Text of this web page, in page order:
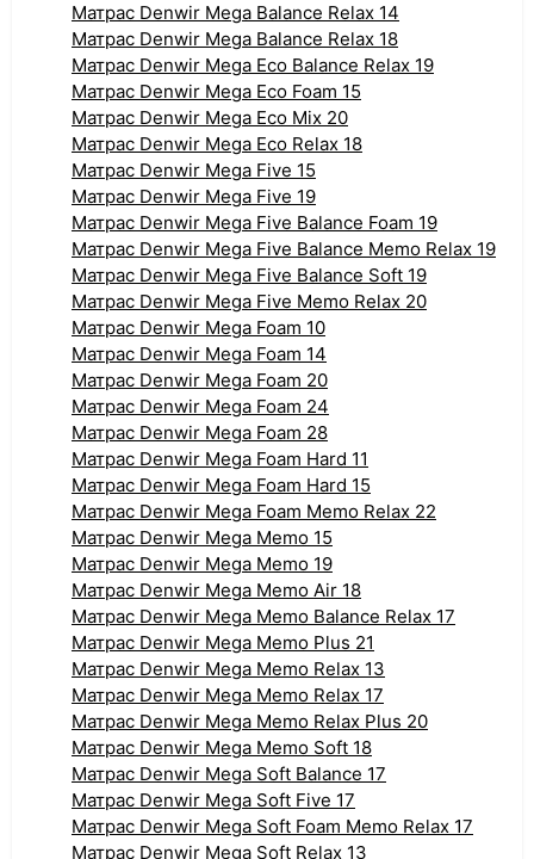
Матрас Denwir Mega Balance Relax 14
Матрас Denwir Mega Balance Relax 18
Матрас Denwir Mega Eco Balance Relax 19
Матрас Denwir Mega Eco Foam 15
Матрас Denwir Mega Eco Mix 20
Матрас Denwir Mega Eco Relax 18
Матрас Denwir Mega Five 15
Матрас Denwir Mega Five 19
Матрас Denwir Mega Five Balance Foam 19
Матрас Denwir Mega Five Balance Memo Relax 19
Матрас Denwir Mega Five Balance Soft 19
Матрас Denwir Mega Five Memo Relax 20
Матрас Denwir Mega Foam 10
Матрас Denwir Mega Foam 14
Матрас Denwir Mega Foam 20
Матрас Denwir Mega Foam 24
Матрас Denwir Mega Foam 28
Матрас Denwir Mega Foam Hard 11
Матрас Denwir Mega Foam Hard 15
Матрас Denwir Mega Foam Memo Relax 22
Матрас Denwir Mega Memo 15
Матрас Denwir Mega Memo 19
Матрас Denwir Mega Memo Air 18
Матрас Denwir Mega Memo Balance Relax 17
Матрас Denwir Mega Memo Plus 21
Матрас Denwir Mega Memo Relax 13
Матрас Denwir Mega Memo Relax 17
Матрас Denwir Mega Memo Relax Plus 20
Матрас Denwir Mega Memo Soft 18
Матрас Denwir Mega Soft Balance 17
Матрас Denwir Mega Soft Five 17
Матрас Denwir Mega Soft Foam Memo Relax 17
Матрас Denwir Mega Soft Relax 13